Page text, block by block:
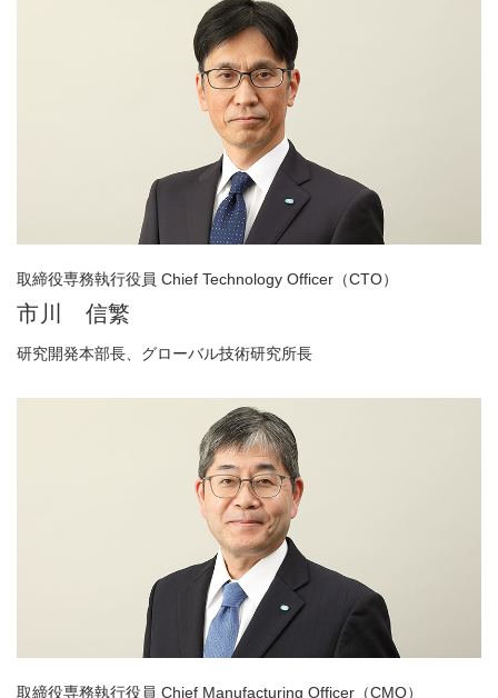
取締役専務執行役員 Chief Technology Officer（CTO）
市川 信繁
研究開発本部長、グローバル技術研究所長
取締役専務執行役員 Chief Manufacturing Officer（CMO）